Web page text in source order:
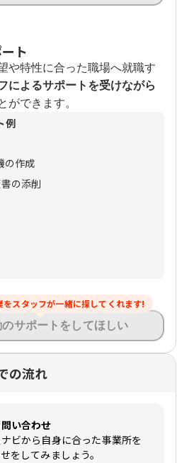
ト
や特性に合った職場へ就職す
によるサポートを受けながら
ができます。
例
の作成
の添削
をスタッフが一緒に探してくれます!
サポートをしてほしい
の流れ
い合わせ
ビから自身に合った事業所を
をしてみましょう。